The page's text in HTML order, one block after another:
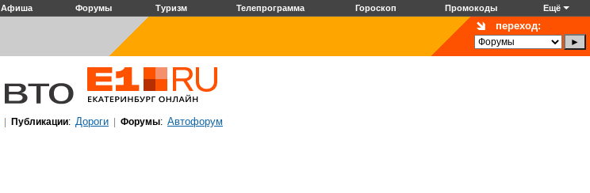
Афиша Форумы Туризм Телепрограмма Гороскоп Промокоды Ещё
переход:
Публикации: Дороги Форумы: Автофорум